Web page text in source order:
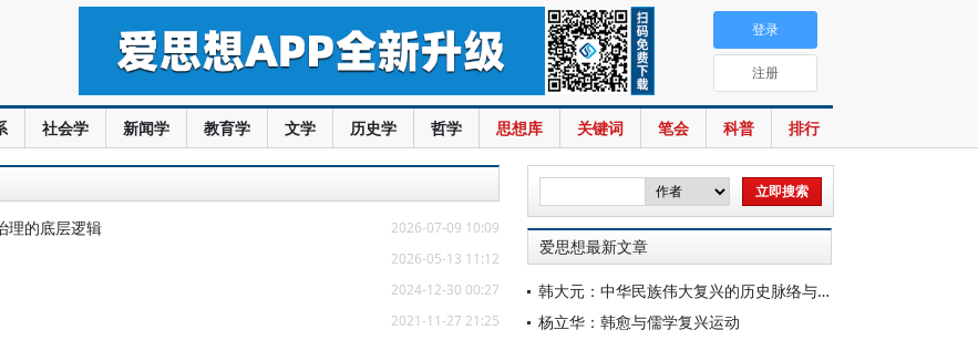
社会学 新闻学 教育学 文学 历史学 哲学 思想库 关键词 笔会 科普 排行
登录
注册
理的底层逻辑 2026-07-09 10:09
2026-05-13 11:12
2024-12-30 00:27
2021-11-27 21:25
爱思想最新文章
韩大元：中华民族伟大复兴的历史脉络与宪法内涵
杨立华：韩愈与儒学复兴运动